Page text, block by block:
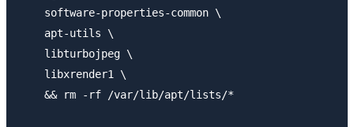
    software-properties-common \
    apt-utils \
    libturbojpeg \
    libxrender1 \
    && rm -rf /var/lib/apt/lists/*